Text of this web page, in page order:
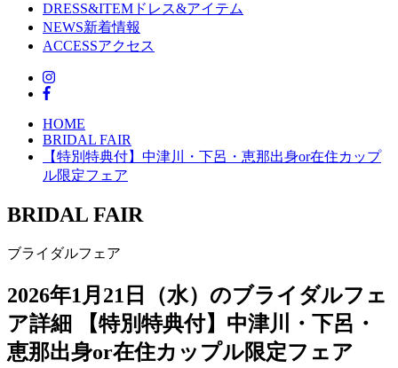
DRESS&ITEM ドレス&アイテム
NEWS新着情報
ACCESSアクセス
HOME
BRIDAL FAIR
【特別特典付】中津川・下呂・恵那出身or在住カップ
ル限定フェア
BRIDAL FAIR
ブライダルフェア
2026年1月21日（水）のブライダルフェ
ア詳細
【特別特典付】中津川・下呂・
恵那出身or在住カップル限定フェア